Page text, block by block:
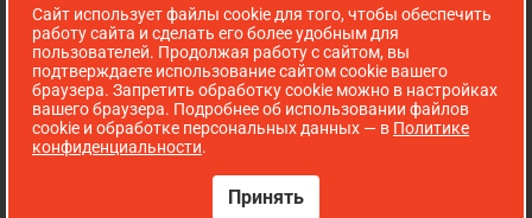
Суббота, Воскресенье: с 8:00 до 16:00
г. Йошкар-Ола, ул. Луначарского, д. 52 А
Тел.: (8362) 41-07-31
Часы работы:
Понедельник – Пятница: с 8:00 до 18:00
Сайт использует файлы cookie для того, чтобы обеспечить
работу сайта и сделать его более удобным для
пользователей. Продолжая работу с сайтом, вы
подтверждаете использование сайтом cookie вашего
браузера. Запретить обработку cookie можно в настройках
вашего браузера. Подробнее об использовании файлов
cookie и обработке персональных данных — в Политике
конфиденциальности.
Принять